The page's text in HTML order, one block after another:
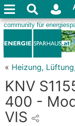
« Heizung,
KNV
400 -
VIS